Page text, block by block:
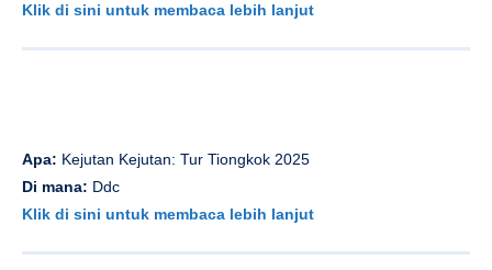
Klik di sini untuk membaca lebih lanjut
Apa: Kejutan Kejutan: Tur Tiongkok 2025
Di mana: Ddc
Klik di sini untuk membaca lebih lanjut